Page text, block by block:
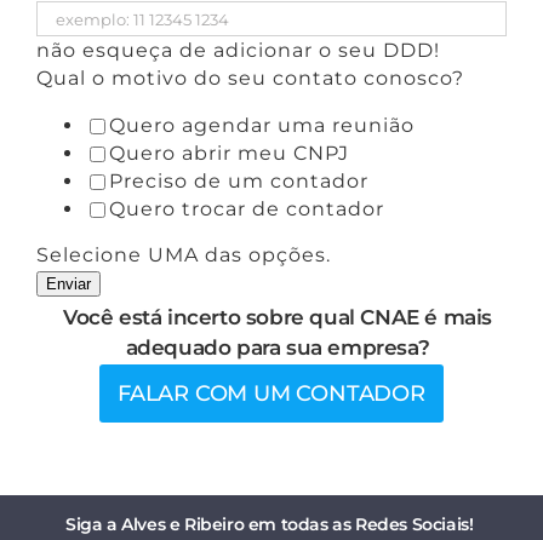
não esqueça de adicionar o seu DDD!
Qual o motivo do seu contato conosco?
Quero agendar uma reunião
Quero abrir meu CNPJ
Preciso de um contador
Quero trocar de contador
Selecione UMA das opções.
Enviar
Você está incerto sobre qual CNAE é mais
adequado para sua empresa?
FALAR COM UM CONTADOR
Siga a Alves e Ribeiro em todas as Redes Sociais!